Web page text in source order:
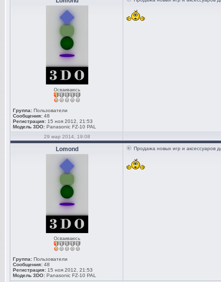
Осваиваюсь
Группа: Пользователи
Сообщения: 48
Регистрация: 15 ноя 2012, 21:53
Модель 3DO: Panasonic FZ-10 PAL
29 мар 2014, 19:08
Lomond
Осваиваюсь
Группа: Пользователи
Сообщения: 48
Регистрация: 15 ноя 2012, 21:53
Модель 3DO: Panasonic FZ-10 PAL
Продажа новых игр и аксессуаров